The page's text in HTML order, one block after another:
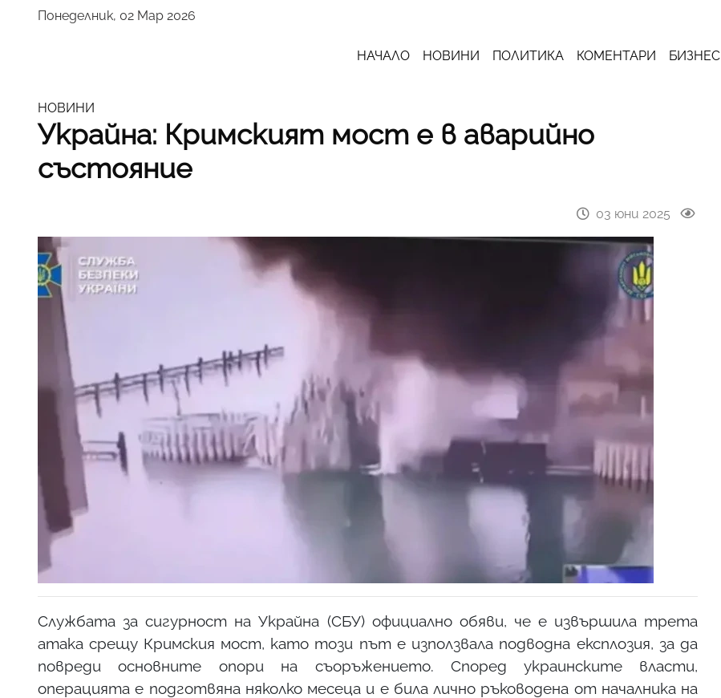
Понеделник, 02 Мар 2026
НАЧАЛО НОВИНИ ПОЛИТИКА КОМЕНТАРИ БИЗНЕС
НОВИНИ
Украйна: Кримският мост е в аварийно
състояние
03 юни 2025
Службата за сигурност на Украйна (СБУ) официално обяви, че е извършила трета
атака срещу Кримския мост, като този път е използвала подводна експлозия, за да
повреди основните опори на съоръжението. Според украинските власти,
операцията е подготвяна няколко месеца и е била лично ръководена от началника на